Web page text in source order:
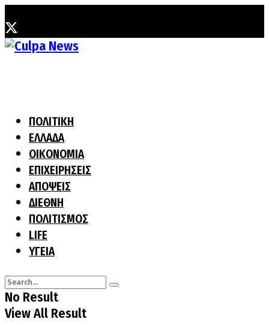
ΠΟΛΙΤΙΚΗ
ΕΛΛΑΔΑ
ΟΙΚΟΝΟΜΙΑ
ΕΠΙΧΕΙΡΗΣΕΙΣ
ΑΠΟΨΕΙΣ
ΔΙΕΘΝΗ
ΠΟΛΙΤΙΣΜΟΣ
LIFE
ΥΓΕΙΑ
No Result
View All Result